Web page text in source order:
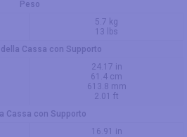
Peso
5.7 kg
13 lbs
Cassa con Supporto
24.17 in
61.4 cm
613.8 mm
2.01 ft
Cassa con Supporto
16.91 in